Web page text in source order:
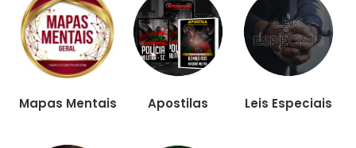
Mapas Mentais Apostilas Leis Especiais